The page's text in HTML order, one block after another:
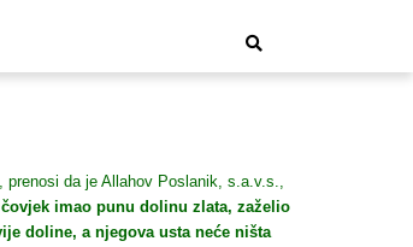
prenosi da je Allahov Poslanik, s.a.v.s.,
čovjek imao punu dolinu zlata, zaželio
doline, a njegova usta neće ništa